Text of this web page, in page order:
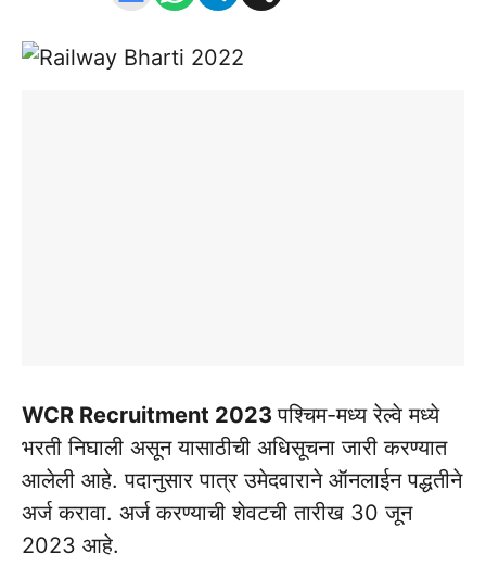
WCR Recruitment 2023पश्चिम-मध्य रेल्वे मध्ये
भरती निघाली असून यासाठीची अधिसूचना जारी करण्यात
आलेली आहे. पदानुसार पात्र उमेदवाराने ऑनलाईन पद्धतीने
अर्ज करावा. अर्ज करण्याची शेवटची तारीख 30 जून
2023 आहे.